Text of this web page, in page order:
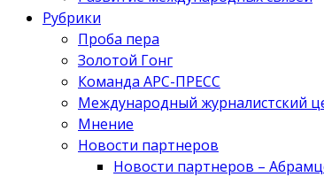
Рубрики
Проба пера
Золотой Гонг
Команда АРС-ПРЕСС
Международный журналистский
Мнение
Новости партнеров
Новости партнеров –